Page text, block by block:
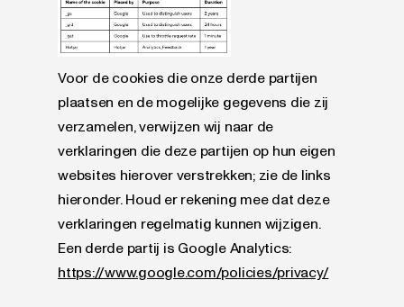
Voor de cookies die onze derde partijen
plaatsen en de mogelijke gegevens die zij
verzamelen, verwijzen wij naar de
verklaringen die deze partijen op hun eigen
websites hierover verstrekken; zie de links
hieronder. Houd er rekening mee dat deze
verklaringen regelmatig kunnen wijzigen.
Een derde partij is Google Analytics:
https://www.google.com/policies/privacy/